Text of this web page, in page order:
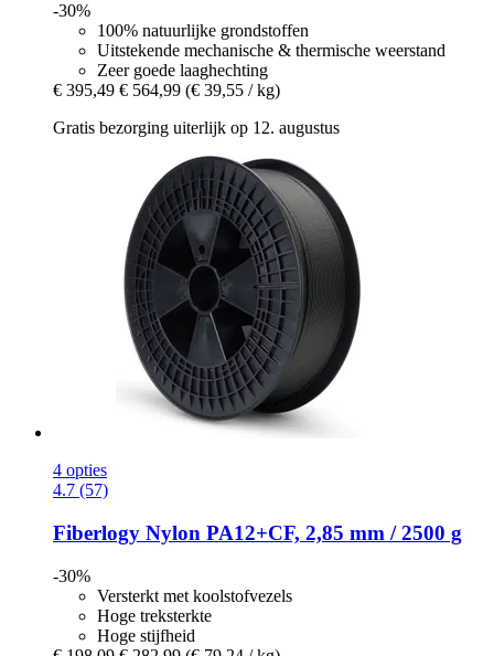
-30%
100% natuurlijke grondstoffen
Uitstekende mechanische & thermische weerstand
Zeer goede laaghechting
€ 395,49 € 564,99 (€ 39,55 / kg)
Gratis bezorging uiterlijk op 12. augustus
4 opties
4.7 (57)
Fiberlogy Nylon PA12+CF, 2,85 mm / 2500 g
-30%
Versterkt met koolstofvezels
Hoge treksterkte
Hoge stijfheid